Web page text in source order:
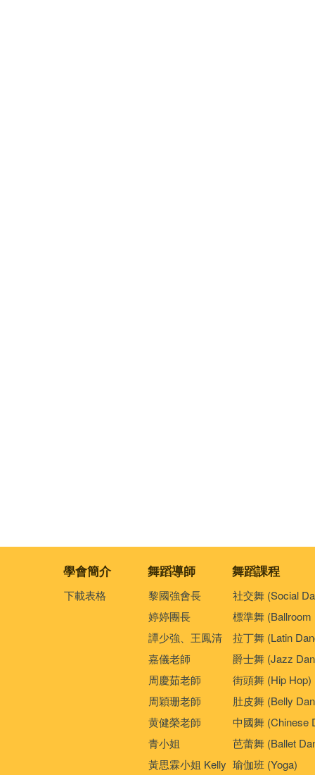
學會簡介 舞蹈導師 舞蹈課程
下載表格
黎國強會長
婷婷團長
譚少強、王鳳清
嘉儀老師
周慶茹老師
周穎珊老師
黄健榮老師
青小姐
黃思霖小姐 Kelly
社交舞 (Social
標準舞 (Ballroom
拉丁舞 (Latin
爵士舞 (Jazz
街頭舞 (Hip Hop)
肚皮舞 (Belly
中國舞 (Chinese
芭蕾舞 (Ballet
瑜伽班 (Yoga)